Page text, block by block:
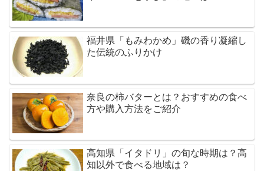
福井県「もみわかめ」磯の香り凝縮し
た伝統のふりかけ
奈良の柿バターとは？おすすめの食べ
方や購入方法をご紹介
高知県「イタドリ」の旬な時期は？高
知以外で食べる地域は？